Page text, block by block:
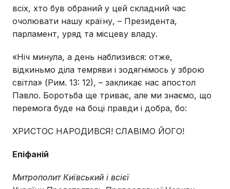
всіх, хто був обраний у цей складний час
очолювати нашу країну, – Президента,
парламент, уряд та місцеву владу.
«Ніч минула, а день наблизився: отже,
відкиньмо діла темряви і зодягнімось у зброю
світла» (Рим. 13: 12), – закликає нас апостол
Павло. Боротьба ще триває, але ми знаємо, що
перемога буде на боці правди і добра, бо:
ХРИСТОС НАРОДИВСЯ! СЛАВІМО ЙОГО!
Епіфаній
Митрополит Київський і всієї